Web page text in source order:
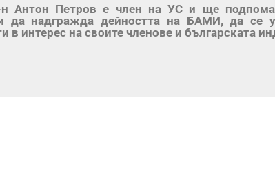
н Антон Петров е член на УС и ще
да надгражда дейността на БАМИ, да се
в интерес на своите членове и българската